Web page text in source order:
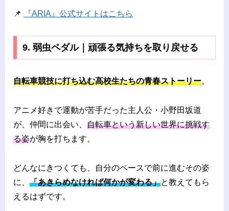
📌 『ARIA』公式サイトはこちら
9. 弱虫ペダル｜頑張る気持ちを取り戻せる
自転車競技に打ち込む高校生たちの青春ストーリー。
アニメ好きで運動が苦手だった主人公・小野田坂道
が、仲間に出会い、 自転車という新しい世界に挑戦す
る姿が胸を打ちます。
どんなにきつくても、自分のペースで前に進むその姿
に、 「あきらめなければ何かが変わる」と教えてもら
えるはずです。